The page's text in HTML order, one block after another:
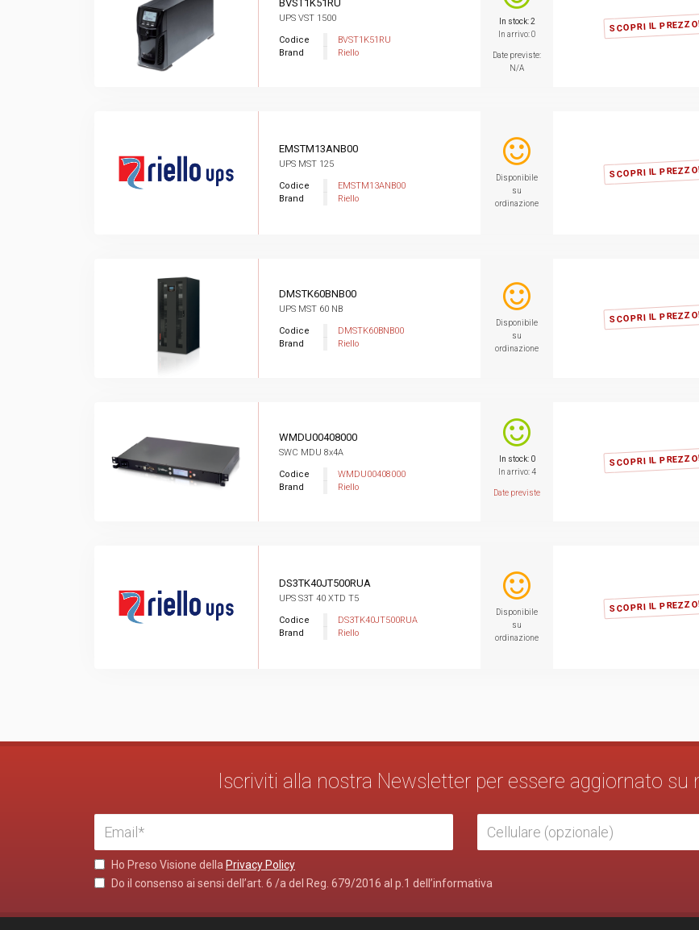
SCOPRI IL
BVST1K51RU
UPS VST 1500
Codice
BVST1K51RU
Brand
Riello
In stock: 2
In arrivo: 0
Date previste:
N/A
SCOPRI IL
EMSTM13ANB00
UPS MST 125
Codice
EMSTM13ANB00
Brand
Riello
Disponibile
su
ordinazione
SCOPRI IL
DMSTK60BNB00
UPS MST 60 NB
Codice
DMSTK60BNB00
Brand
Riello
Disponibile
su
ordinazione
SCOPRI IL
WMDU00408000
SWC MDU 8x4A
Codice
WMDU00408000
Brand
Riello
In stock: 0
In arrivo: 4
Date previste
SCOPRI IL
DS3TK40JT500RUA
UPS S3T 40 XTD T5
Codice
DS3TK40JT500RUA
Brand
Riello
Disponibile
su
ordinazione
Iscriviti alla nostra Newsletter per essere aggiornato su
Ho Preso Visione della Privacy Policy
Do il consenso ai sensi dell’art. 6 /a del Reg. 679/2016 al p.1 dell’informativa